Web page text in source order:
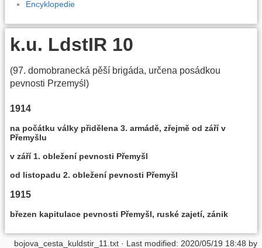
Encyklopedie
k.u. LdstIR 10
(97. domobranecká pěší brigáda, určena posádkou
pevnosti Przemyśl)
1914
na počátku války přidělena 3. armádě, zřejmě od září v
Přemyšlu
v září 1. obležení pevnosti Přemyšl
od listopadu 2. obležení pevnosti Přemyšl
1915
březen kapitulace pevnosti Přemyšl, ruské zajetí, zánik
bojova_cesta_kuldstir_11.txt · Last modified: 2020/05/19 18:48 by